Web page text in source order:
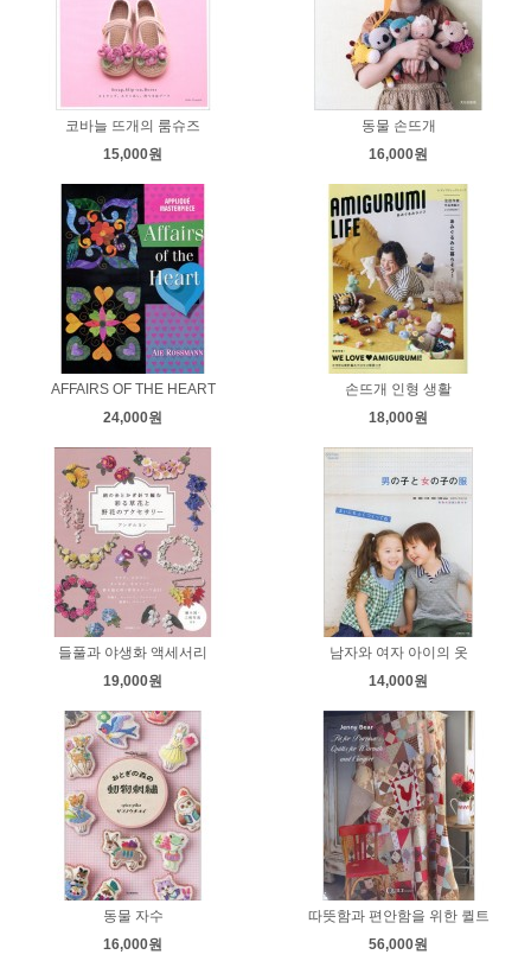
코바늘 뜨개의 룸슈즈
15,000원
동물 손뜨개
16,000원
AFFAIRS OF THE HEART
24,000원
손뜨개 인형 생활
18,000원
들풀과 야생화 액세서리
19,000원
남자와 여자 아이의 옷
14,000원
동물 자수
16,000원
따뜻함과 편안함을 위한 퀼트
56,000원